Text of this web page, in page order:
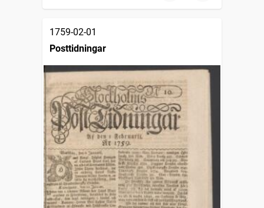
1759-02-01
Posttidningar